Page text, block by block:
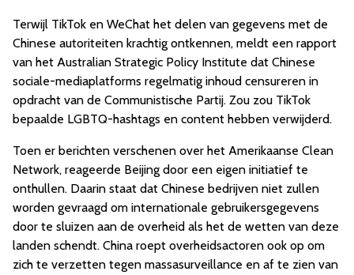
Terwijl TikTok en WeChat het delen van gegevens met de
Chinese autoriteiten krachtig ontkennen, meldt een rapport
van het Australian Strategic Policy Institute dat Chinese
sociale-mediaplatforms regelmatig inhoud censureren in
opdracht van de Communistische Partij. Zou zou TikTok
bepaalde LGBTQ-hashtags en content hebben verwijderd.
Toen er berichten verschenen over het Amerikaanse Clean
Network, reageerde Beijing door een eigen initiatief te
onthullen. Daarin staat dat Chinese bedrijven niet zullen
worden gevraagd om internationale gebruikersgegevens
door te sluizen aan de overheid als het de wetten van deze
landen schendt. China roept overheidsactoren ook op om
zich te verzetten tegen massasurveillance en af te zien van